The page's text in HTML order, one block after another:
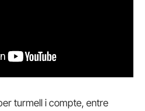
turmell i compte, entre